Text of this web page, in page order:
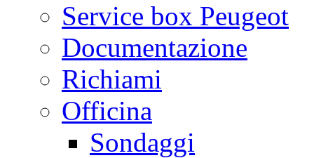
Service box Peugeot
Documentazione
Richiami
Officina
Sondaggi